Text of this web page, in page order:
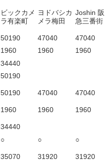
ビックカメ
ラ有楽町
ヨドバシカ
メラ梅田
Joshin 阪
急三番街
50190 47040
47040
1960 1960
1960
34440
50190
50190 47040
47040
1960 1960
1960
34440
○ ○
○
35070 31920
31920